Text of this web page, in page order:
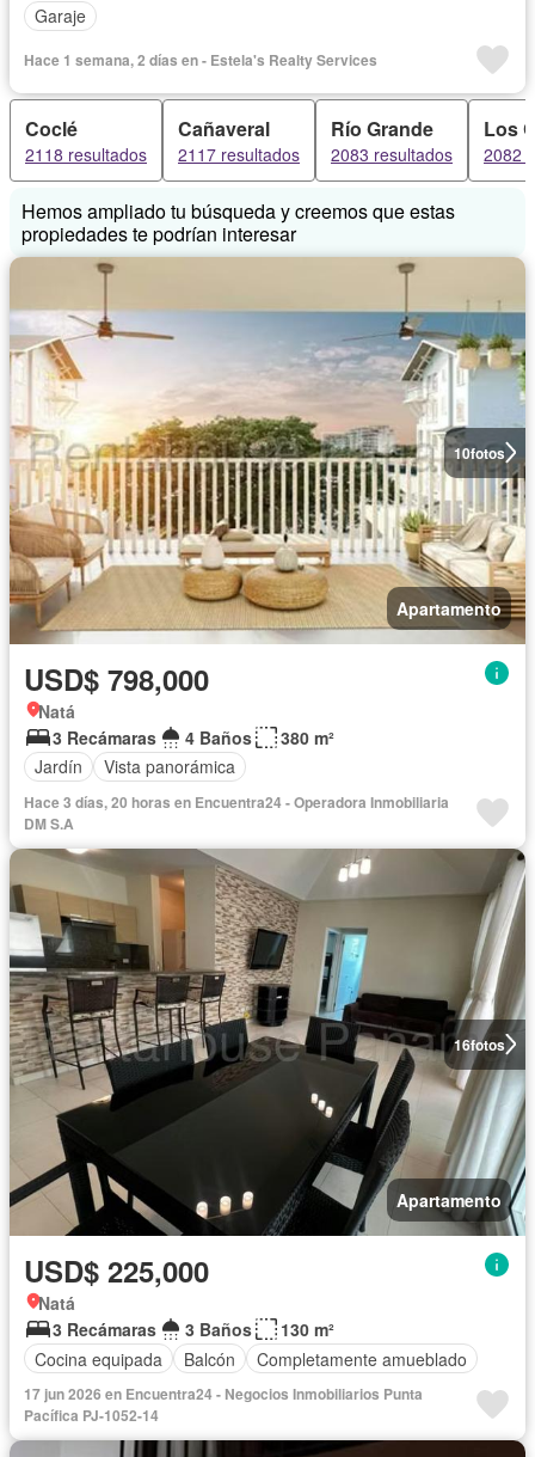
Garaje
Hace 1 semana, 2 días en - Estela's Realty Services
Coclé
2118 resultados
Cañaveral
2117 resultados
Río Grande
2083 resultados
Los
2082
Hemos ampliado tu búsqueda y creemos que estas
propiedades te podrían interesar
10fotos
Apartamento
USD$ 798,000
Natá
3 Recámaras
4 Baños
380 m²
Jardín
Vista panorámica
Hace 3 días, 20 horas en Encuentra24 - Operadora Inmobiliaria
DM S.A
16fotos
Apartamento
USD$ 225,000
Natá
3 Recámaras
3 Baños
130 m²
Cocina equipada
Balcón Completamente amueblado
17 jun 2026 en Encuentra24 - Negocios Inmobiliarios Punta
Pacífica PJ-1052-14